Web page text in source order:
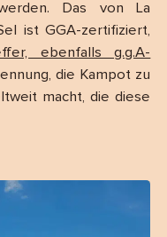
Das von La
ist GGA-zertifiziert,
ebenfalls g.g.A-
die Kampot zu
macht, die diese